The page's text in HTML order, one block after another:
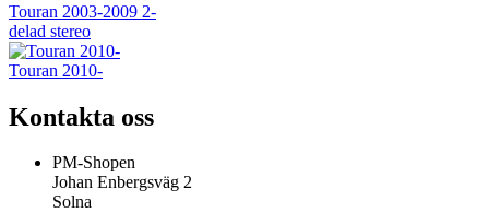
Touran 2003-2009 2-
delad stereo
Touran 2010-
Kontakta oss
PM-Shopen
Johan Enbergsväg 2
Solna